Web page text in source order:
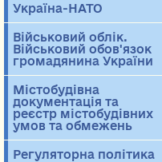
Україна-НАТО
Військовий облік.
Військовий обов'язок
громадянина України
Містобудівна
документація та
реєстр містобудівних
умов та обмежень
Регуляторна політика